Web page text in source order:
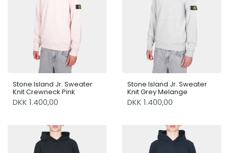
Stone Island Jr. Sweater
Knit Crewneck Pink
DKK 1.400,00
Stone Island Jr. Sweater
Knit Grey Melange
DKK 1.400,00